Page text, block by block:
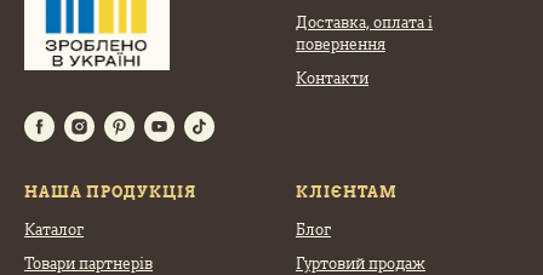
Доставка, оплата і
повернення
Контакти
НАША ПРОДУКЦІЯ
Каталог
Товари партнерів
КЛІЄНТАМ
Блог
Гуртовий продаж